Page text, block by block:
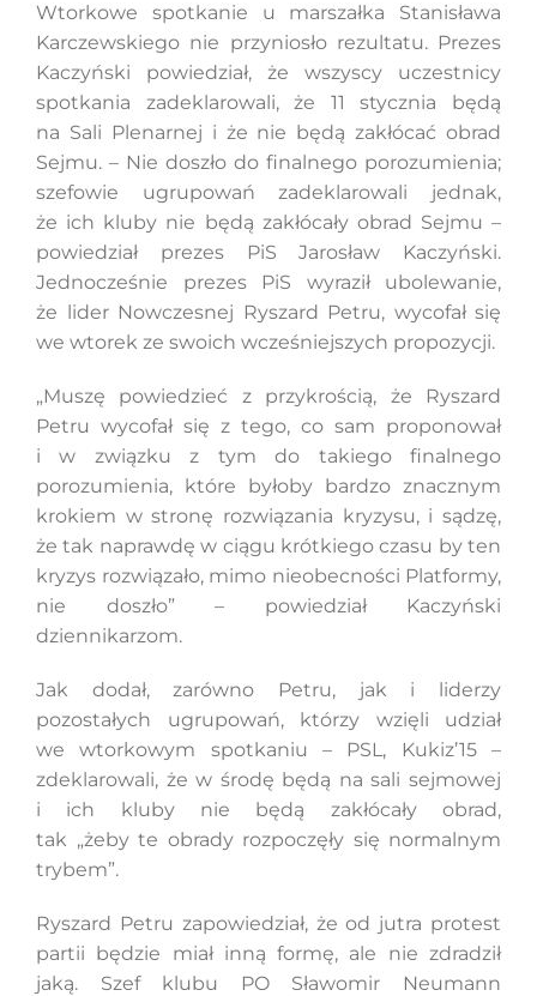
Wtorkowe spotkanie u marszałka Stanisława
Karczewskiego nie przyniosło rezultatu. Prezes
Kaczyński powiedział, że wszyscy uczestnicy
spotkania zadeklarowali, że 11 stycznia będą
na Sali Plenarnej i że nie będą zakłócać obrad
Sejmu. – Nie doszło do finalnego porozumienia;
szefowie ugrupowań zadeklarowali jednak,
że ich kluby nie będą zakłócały obrad Sejmu –
powiedział prezes PiS Jarosław Kaczyński.
Jednocześnie prezes PiS wyraził ubolewanie,
że lider Nowczesnej Ryszard Petru, wycofał się
we wtorek ze swoich wcześniejszych propozycji.
„Muszę powiedzieć z przykrością, że Ryszard
Petru wycofał się z tego, co sam proponował
i w związku z tym do takiego finalnego
porozumienia, które byłoby bardzo znacznym
krokiem w stronę rozwiązania kryzysu, i sądzę,
że tak naprawdę w ciągu krótkiego czasu by ten
kryzys rozwiązało, mimo nieobecności Platformy,
nie doszło” – powiedział Kaczyński
dziennikarzom.
Jak dodał, zarówno Petru, jak i liderzy
pozostałych ugrupowań, którzy wzięli udział
we wtorkowym spotkaniu – PSL, Kukiz’15 –
zdeklarowali, że w środę będą na sali sejmowej
i ich kluby nie będą zakłócały obrad,
tak „żeby te obrady rozpoczęły się normalnym
trybem”.
Ryszard Petru zapowiedział, że od jutra protest
partii będzie miał inną formę, ale nie zdradził
jaką. Szef klubu PO Sławomir Neumann